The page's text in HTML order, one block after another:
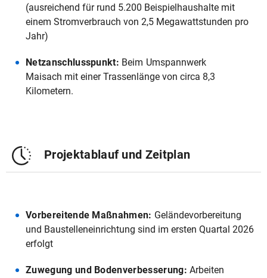
(ausreichend für rund 5.200 Beispielhaushalte mit
einem Stromverbrauch von 2,5 Megawattstunden pro
Jahr)
Netzanschlusspunkt: Beim Umspannwerk
Maisach mit einer Trassenlänge von circa 8,3
Kilometern.
Projektablauf und Zeitplan
Vorbereitende Maßnahmen: Geländevorbereitung
und Baustelleneinrichtung sind im ersten Quartal 2026
erfolgt
Zuwegung und Bodenverbesserung:Arbeiten